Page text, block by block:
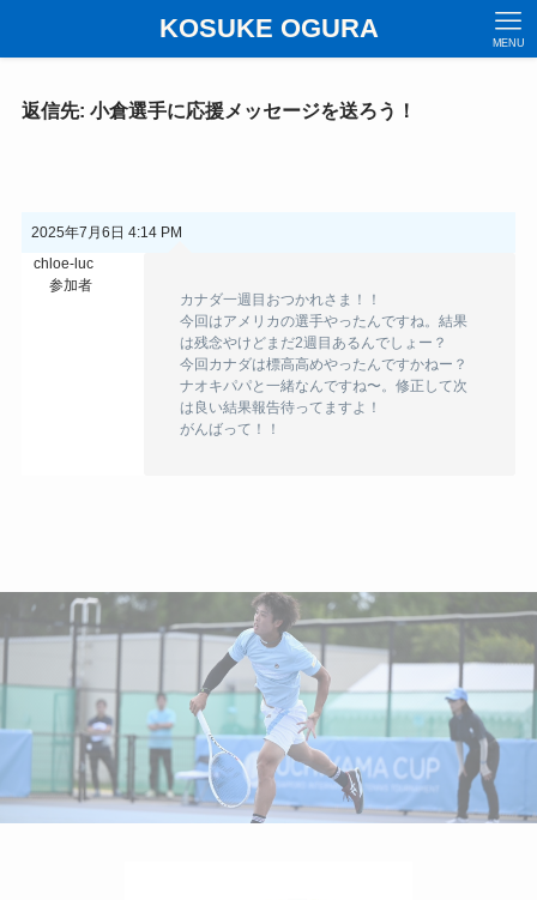
KOSUKE OGURA MENU
返信先: 小倉選手に応援メッセージを送ろう！
2025年7月6日 4:14 PM
chloe-luc
参加者
カナダ一週目おつかれさま！！
今回はアメリカの選手やったんですね。結果
は残念やけどまだ2週目あるんでしょー？
今回カナダは標高高めやったんですかねー？
ナオキパパと一緒なんですね〜。修正して次
は良い結果報告待ってますよ！
がんばって！！